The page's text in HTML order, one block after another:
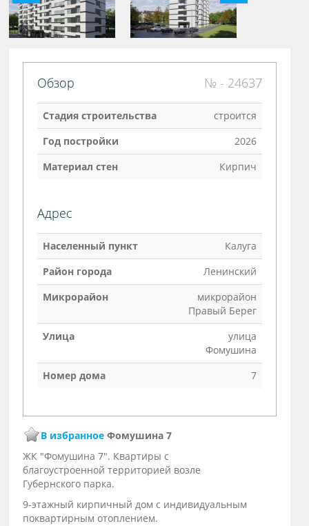
Обзор № - 24637
Стадия строительства
строится
Год постройки
2026
Материал стен
Кирпич
Адрес
Населенный пункт
Калуга
Район города
Ленинский
Микрорайон
микрорайон
Правый Берег
Улица
улица
Фомушина
Номер дома
7
В избранное Фомушина 7
ЖК "Фомушина 7". Квартиры с
благоустроенной территорией возле
Губернского парка.
9-этажный кирпичный дом с индивидуальным
поквартирным отоплением.